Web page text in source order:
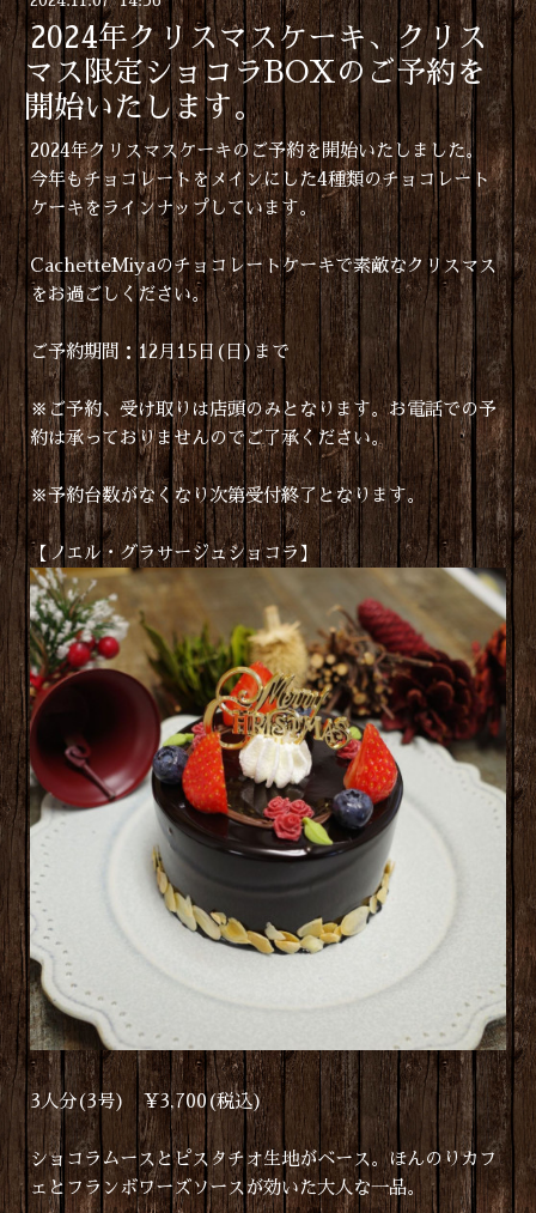
2024年クリスマスケーキ、クリス
マス限定ショコラBOXのご予約を
開始いたします。
2024年クリスマスケーキのご予約を開始いたしました。
今年もチョコレートをメインにした4種類のチョコレート
ケーキをラインナップしています。
CachetteMiyaのチョコレートケーキで素敵なクリスマス
をお過ごしください。
ご予約期間：12月15日(日)まで
※ご予約、受け取りは店頭のみとなります。お電話での予
約は承っておりませんのでご了承ください。
※予約台数がなくなり次第受付終了となります。
【ノエル・グラサージュショコラ】
3人分(3号) ¥3,700(税込)
ショコラムースとピスタチオ生地がベース。ほんのりカフ
ェとフランボワーズソースが効いた大人な一品。